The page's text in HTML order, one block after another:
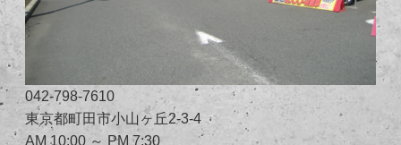
042-798-7610
東京都町田市小山ヶ丘2-3-4
AM 10:00 ～ PM 7:30